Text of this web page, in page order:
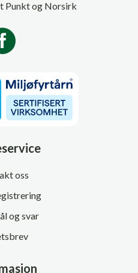
Punkt og Norsirk
oss
og svar